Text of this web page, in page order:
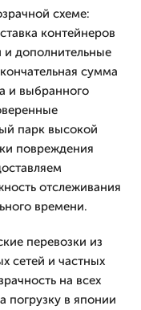
схеме:
контейнеров
дополнительные
сумма
и выбранного
парк высокой
повреждения
отслеживания
времени.
перевозки из
сетей и частных
на всех
погрузку в японии